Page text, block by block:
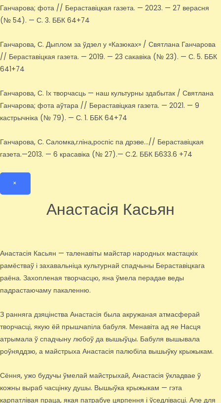
Ганчарова; фота // Бераставіцкая газета. — 2023. — 27 верасня
(№ 54). — С. 3. ББК 64+74
Ганчарова, С. Дыплом за ўдзел у «Казюках» / Святлана Ганчарова
// Бераставіцкая газета. — 2019. — 23 сакавіка (№ 23). — С. 5. ББК
641+74
Ганчарова, С. Іх творчасць — наш культурны здабытак / Святлана
Ганчарова; фота аўтара // Бераставіцкая газета. — 2021. — 9
кастрычніка (№ 79). — С. 1. ББК 64+74
Ганчарова, С. Саломка,гліна,роспіс па дрэве…// Бераставіцкая
газета.—2013. — 6 красавіка (№ 27).— C.2. ББК Б633.6 +74
×
Анастасія Касьян
Анастасія Касьян — таленавіты майстар народных мастацкіх
рамёстваў і захавальніца культурнай спадчыны Бераставіцкага
раёна. Захопленая творчасцю, яна ўмела перадае веды
падрастаючаму пакаленню.
З ранняга дзяцінства Анастасія была акружаная атмасферай
творчасці, якую ёй прышчапіла бабуля. Менавіта ад яе Насця
атрымала ў спадчыну любоў да вышыўцы. Бабуля вышывала
роўняддзю, а майстрыха Анастасія палюбіла вышыўку крыжыкам.
Сёння, ужо будучы ўмелай майстрыхай, Анастасія ўкладвае ў
кожны выраб часцінку душы. Вышыўка крыжыкам — гэта
карпатлівая праца, якая патрабуе цярпення і ўседлівасці. Але для